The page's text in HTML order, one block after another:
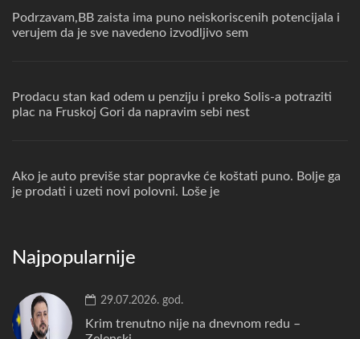
Podrzavam,BB zaista ima puno neiskoriscenih potencijala i
verujem da je sve navedeno izvodljivo sem
Prodacu stan kad odem u penziju i preko Solis-a potraziti
plac na Fruskoj Gori da napravim sebi nest
Ako je auto previše star popravke će koštati puno. Bolje ga
je prodati i uzeti novi polovni. Loše je
Najpopularnije
29.07.2026. god.
Krim trenutno nije na dnevnom redu –